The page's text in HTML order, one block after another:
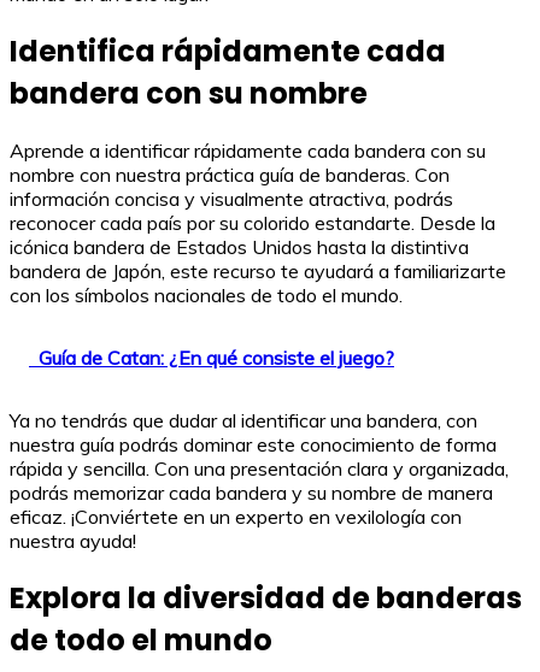
Identifica rápidamente cada
bandera con su nombre
Aprende a identificar rápidamente cada bandera con su
nombre con nuestra práctica guía de banderas. Con
información concisa y visualmente atractiva, podrás
reconocer cada país por su colorido estandarte. Desde la
icónica bandera de Estados Unidos hasta la distintiva
bandera de Japón, este recurso te ayudará a familiarizarte
con los símbolos nacionales de todo el mundo.
Guía de Catan: ¿En qué consiste el juego?
Ya no tendrás que dudar al identificar una bandera, con
nuestra guía podrás dominar este conocimiento de forma
rápida y sencilla. Con una presentación clara y organizada,
podrás memorizar cada bandera y su nombre de manera
eficaz. ¡Conviértete en un experto en vexilología con
nuestra ayuda!
Explora la diversidad de banderas
de todo el mundo